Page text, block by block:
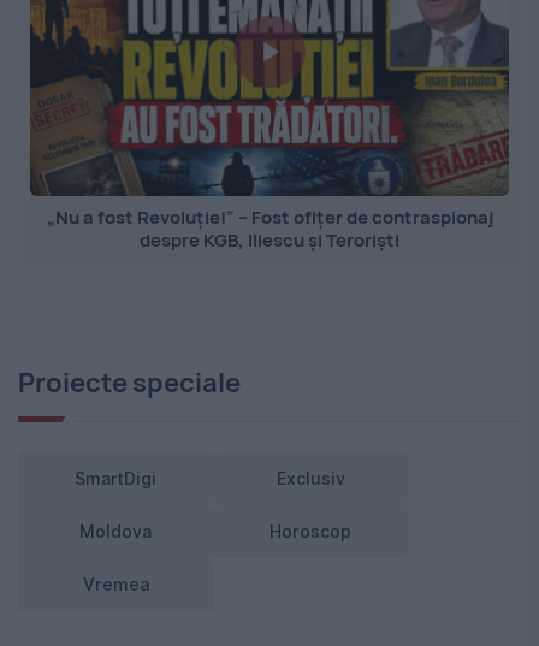
„Nu a fost Revoluție!” – Fost ofițer de contraspionaj
despre KGB, Iliescu și Teroriști
Proiecte speciale
SmartDigi Exclusiv
Moldova Horoscop
Vremea